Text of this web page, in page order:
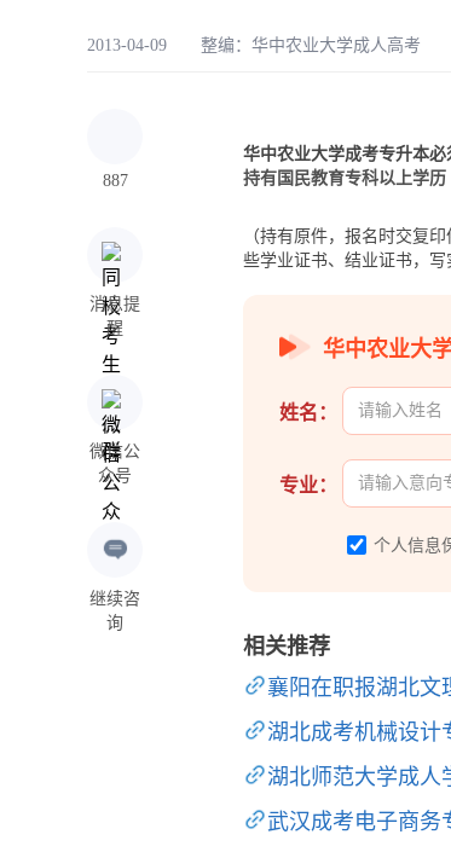
2013-04-09 整编： 华中农业大学成人高考
887
消息提
醒
微信公
众号
继续咨
询
华中农业大学成考专升本必
持有国民教育专科以上学历
（持有原件，报名时交复
些学业证书、结业证书，写
华中农业大
姓名：
专业：
个人信息
相关推荐
襄阳在职报湖北文
湖北成考机械设计
湖北师范大学成人
武汉成考电子商务